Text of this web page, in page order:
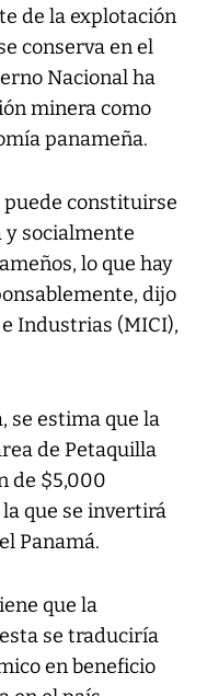
de la explotación
conserva en el
Nacional ha
minera como
panameña.
constituirse
y socialmente
lo que hay
dijo
Industrias (MICI),
se estima que la
de Petaquilla
de $5,000
que se invertirá
Panamá.
que la
se traduciría
en beneficio